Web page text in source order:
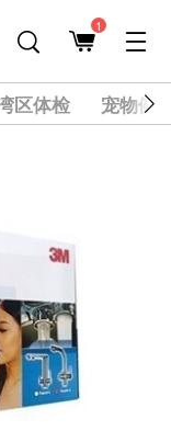
1
区体检 宠物健